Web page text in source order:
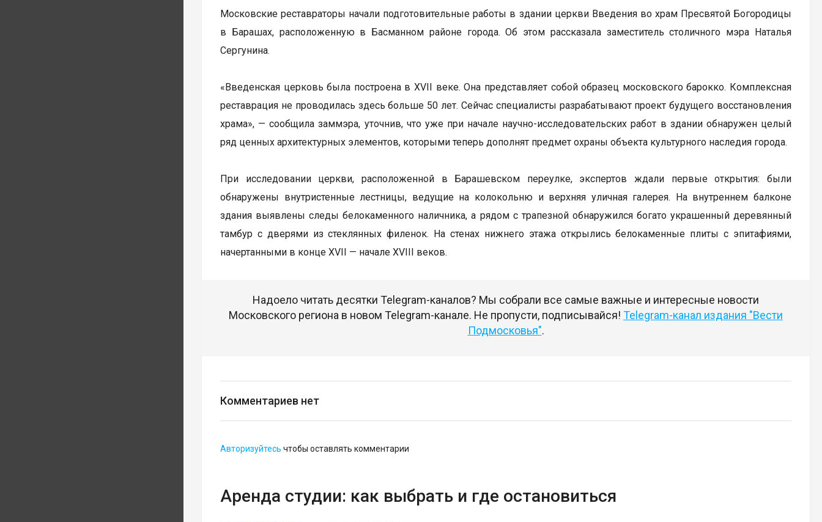
Московские реставраторы начали подготовительные работы в здании церкви Введения во храм Пресвятой Богородицы
в Барашах, расположенную в Басманном районе города. Об этом рассказала заместитель столичного мэра Наталья
Сергунина.
«Введенская церковь была построена в XVII веке. Она представляет собой образец московского барокко. Комплексная
реставрация не проводилась здесь больше 50 лет. Сейчас специалисты разрабатывают проект будущего восстановления
храма», — сообщила заммэра, уточнив, что уже при начале научно-исследовательских работ в здании обнаружен целый
ряд ценных архитектурных элементов, которыми теперь дополнят предмет охраны объекта культурного наследия города.
При исследовании церкви, расположенной в Барашевском переулке, экспертов ждали первые открытия: были
обнаружены внутристенные лестницы, ведущие на колокольню и верхняя уличная галерея. На внутреннем балконе
здания выявлены следы белокаменного наличника, а рядом с трапезной обнаружился богато украшенный деревянный
тамбур с дверями из стеклянных филенок. На стенах нижнего этажа открылись белокаменные плиты с эпитафиями,
начертанными в конце XVII — начале XVIII веков.
Надоело читать десятки Telegram-каналов? Мы собрали все самые важные и интересные новости
Московского региона в новом Telegram-канале. Не пропусти, подписывайся! Telegram-канал издания "Вести
Подмосковья".
Комментариев нет
Авторизуйтесь чтобы оставлять комментарии
Аренда студии: как выбрать и где остановиться